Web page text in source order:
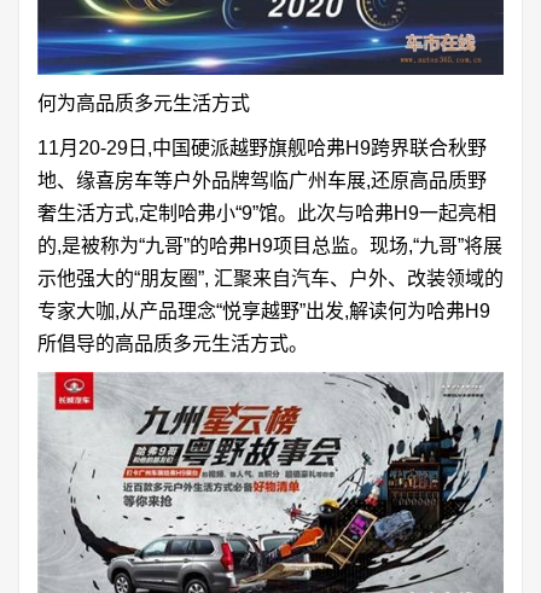
何为高品质多元生活方式
11月20-29日,中国硬派越野旗舰哈弗H9跨界联合秋野
地、缘喜房车等户外品牌驾临广州车展,还原高品质野
奢生活方式,定制哈弗小“9”馆。此次与哈弗H9一起亮相
的,是被称为“九哥”的哈弗H9项目总监。现场,“九哥”将展
示他强大的“朋友圈”, 汇聚来自汽车、户外、改装领域的
专家大咖,从产品理念“悦享越野”出发,解读何为哈弗H9
所倡导的高品质多元生活方式。